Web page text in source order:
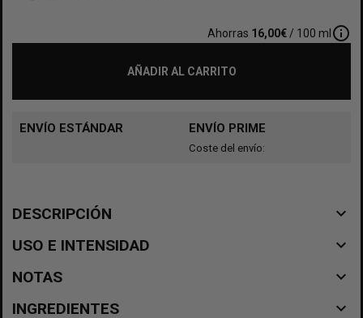
Ahorras 16,00€ / 100 mlinfo_outline
AÑADIR AL CARRITO
ENVÍO ESTÁNDAR ENVÍO PRIME
Coste del envío:
DESCRIPCIÓN navigate_before
USO E INTENSIDAD navigate_before
NOTAS navigate_before
INGREDIENTES navigate_before